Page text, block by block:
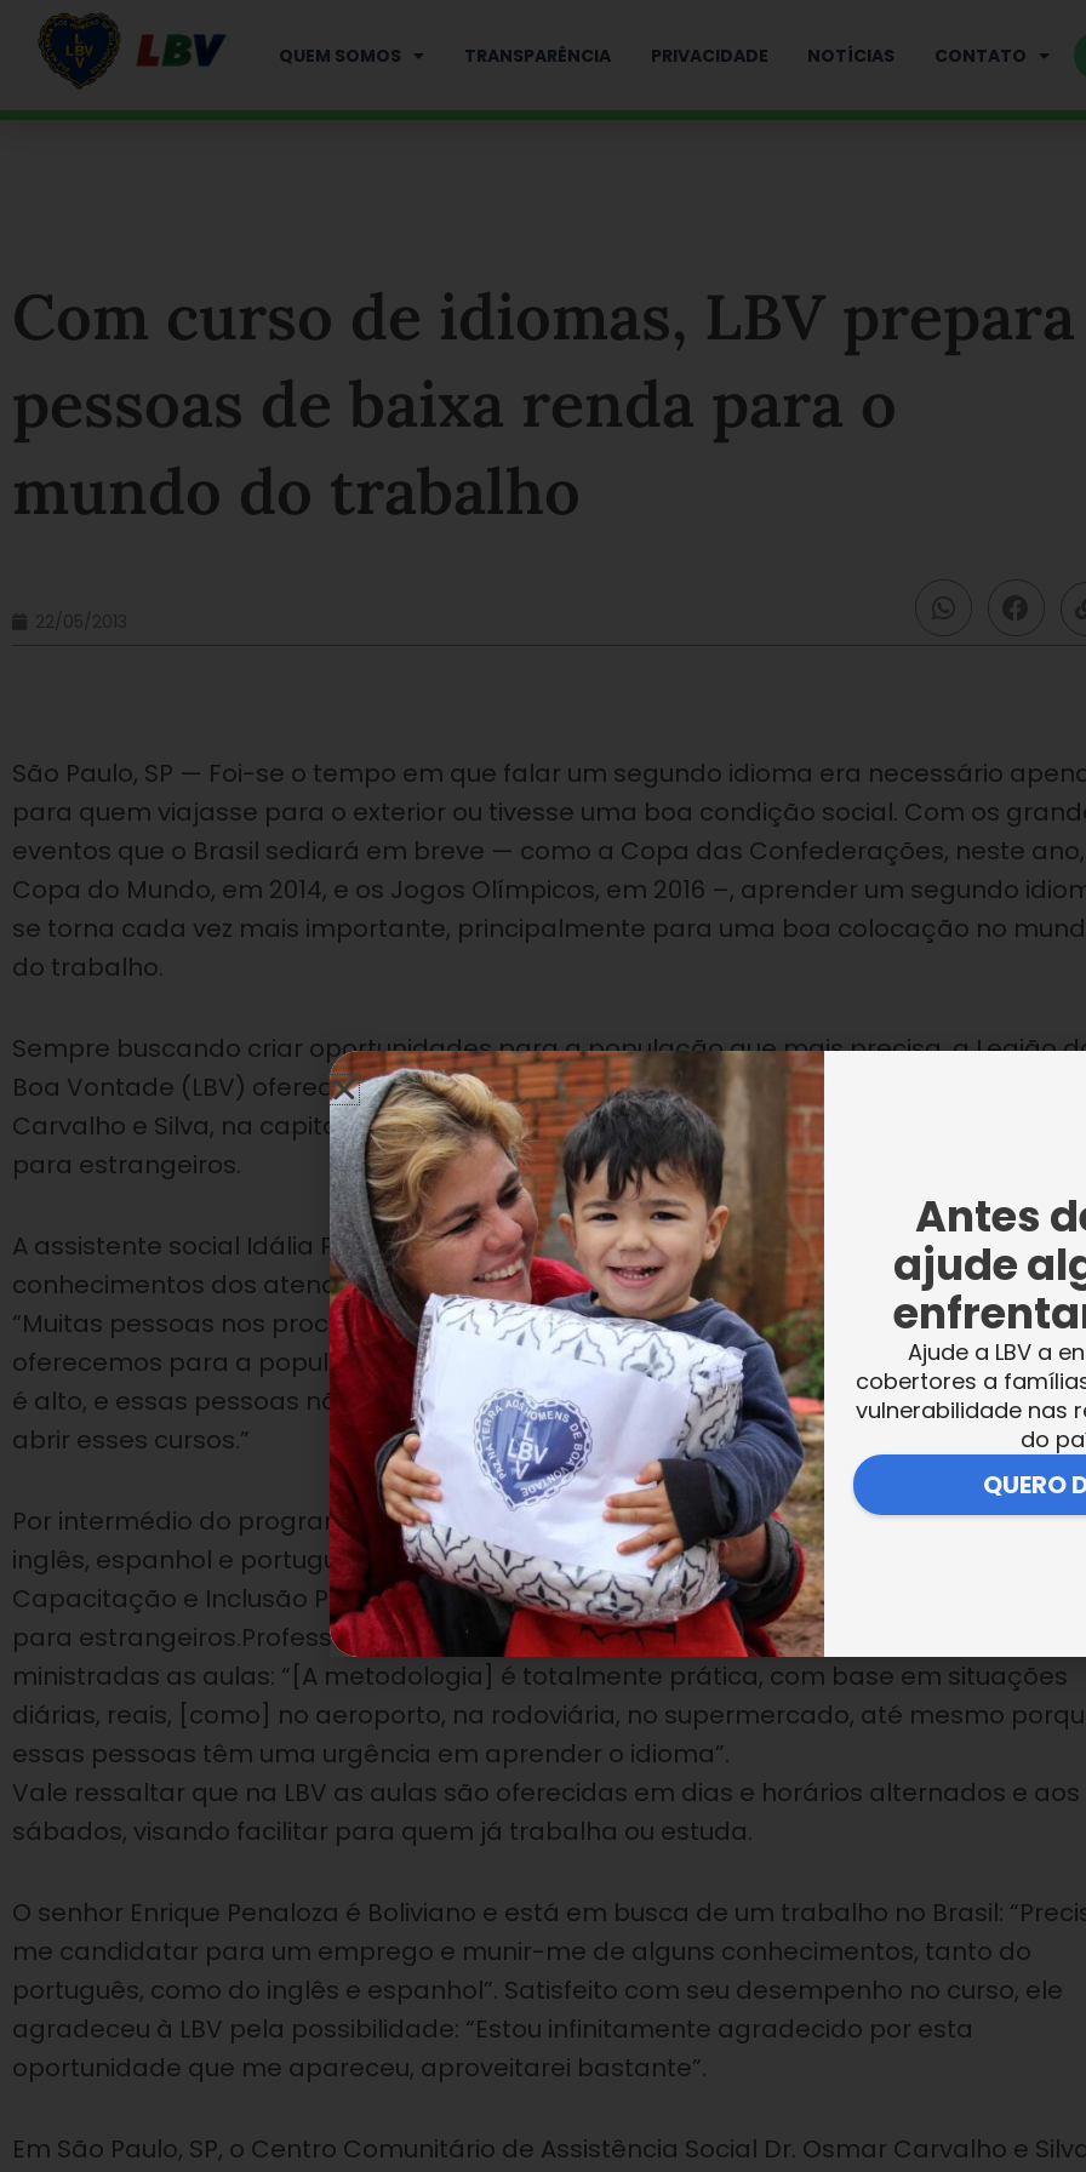
QUEM SOMOS TRANSPARÊNCIA PRIVACIDADE NOTÍCIAS CONTATO
Com curso de idiomas, LBV prepara
pessoas de baixa renda para o
mundo do trabalho
22/05/2013
São Paulo, SP — Foi-se o tempo em que falar um segundo idioma era necessário
para quem viajasse para o exterior ou tivesse uma boa condição social. Com os
eventos que o Brasil sediará em breve — como a Copa das Confederações, neste
Copa do Mundo, em 2014, e os Jogos Olímpicos, em 2016 –, aprender um segundo
se torna cada vez mais importante, principalmente para uma boa colocação no
do trabalho.
Sempre buscando criar oportunidades para a população que mais precisa, a Legião
Boa Vontade (LBV) oferece, em seu Centro Comunitário de Assistência Social Dr. Osmar
Carvalho e Silva, na capital paulista, cursos de inglês, espanhol e também de português
para estrangeiros.
A assistente social Idália Pereira explica que os cursos visam ampliar o repertório de
conhecimentos dos atendidos, possibilitando seu ingresso no mundo do trabalho.
“Muitas pessoas nos procuram por causa dos cursos de idiomas, é um diferencial que
oferecemos para a população. (…) A maioria dos cursos são pagos, muitas vezes o
é alto, e essas pessoas não têm essa condição nem esse acesso. Então, resolvemos
abrir esses cursos.”
Por intermédio do programa Capacitação e Inclusão Produtiva, a LBV oferece cursos
inglês, espanhol e português para estrangeiros.Por intermédio do programa
Capacitação e Inclusão Produtiva, a LBV oferece cursos de inglês, espanhol e português
para estrangeiros.Professor da turma de inglês, José Gabriel Paes conta como são
ministradas as aulas: “[A metodologia] é totalmente prática, com base em situações
diárias, reais, [como] no aeroporto, na rodoviária, no supermercado, até mesmo
essas pessoas têm uma urgência em aprender o idioma”.
Vale ressaltar que na LBV as aulas são oferecidas em dias e horários alternados e aos
sábados, visando facilitar para quem já trabalha ou estuda.
O senhor Enrique Penaloza é Boliviano e está em busca de um trabalho no Brasil:
me candidatar para um emprego e munir-me de alguns conhecimentos, tanto do
português, como do inglês e espanhol”. Satisfeito com seu desempenho no curso, ele
agradeceu à LBV pela possibilidade: “Estou infinitamente agradecido por esta
oportunidade que me apareceu, aproveitarei bastante”.
Em São Paulo, SP, o Centro Comunitário de Assistência Social Dr. Osmar Carvalho e
Antes
ajude
Ajude a LBV a
cobertores a
vulnerabilidade nas
do
QUERO